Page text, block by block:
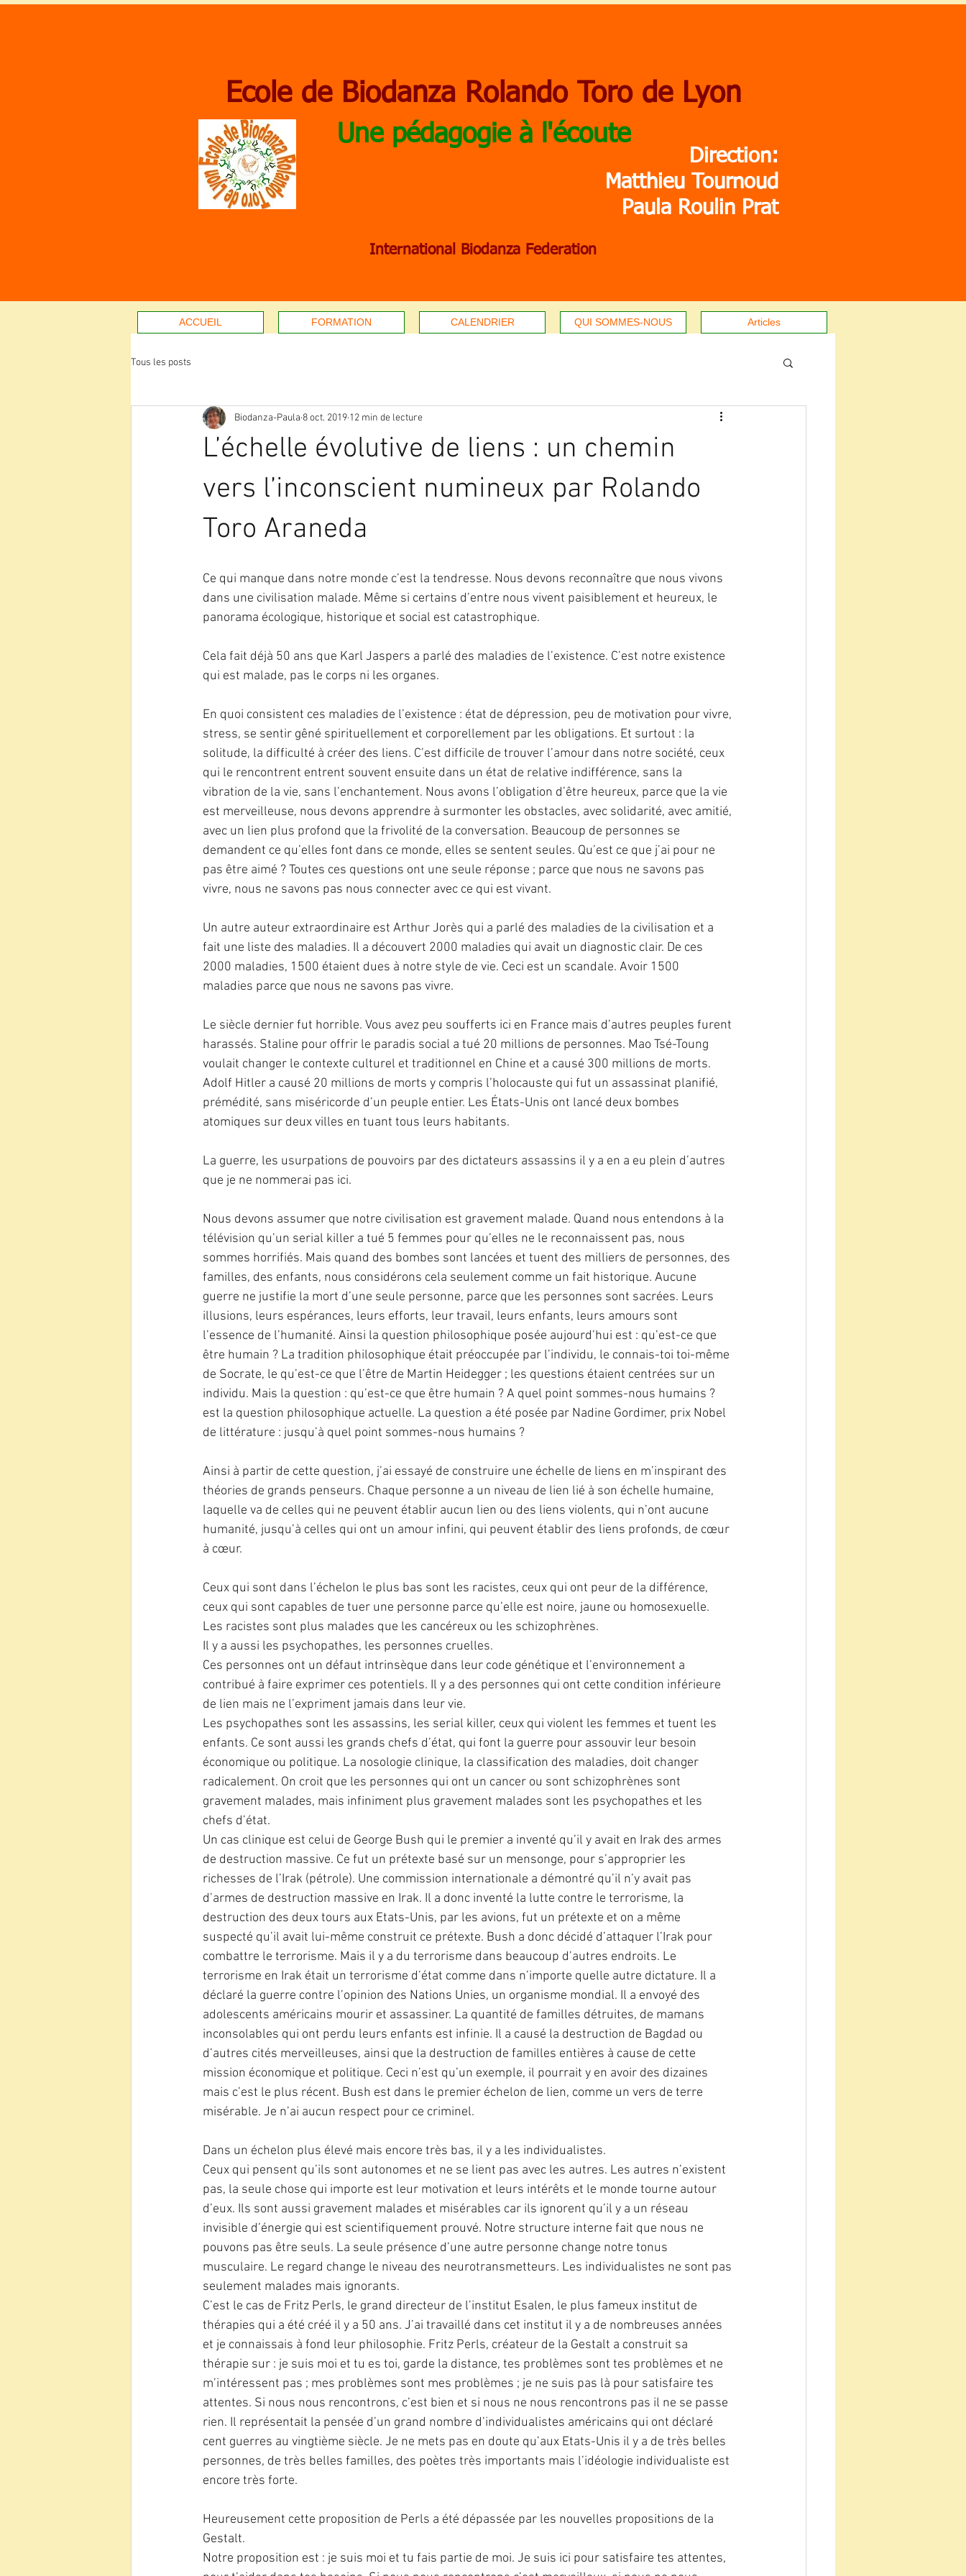
Ecole de Biodanza Rolando Toro de Lyon
Une pédagogie à l'écoute
Direction:
Matthieu Tournoud
Paula Roulin Prat
International Biodanza Federation
ACCUEIL FORMATION CALENDRIER QUI SOMMES-NOUS Articles
Tous les posts
L’échelle évolutive de liens : un chemin
vers l’inconscient numineux par Rolando
Toro Araneda
Biodanza-Paula 8 oct. 2019 12 min de lecture
Ce qui manque dans notre monde c’est la tendresse. Nous devons reconnaître que nous vivons
dans une civilisation malade. Même si certains d’entre nous vivent paisiblement et heureux, le
panorama écologique, historique et social est catastrophique.
Cela fait déjà 50 ans que Karl Jaspers a parlé des maladies de l’existence. C’est notre existence
qui est malade, pas le corps ni les organes.
En quoi consistent ces maladies de l’existence : état de dépression, peu de motivation pour vivre,
stress, se sentir gêné spirituellement et corporellement par les obligations. Et surtout : la
solitude, la difficulté à créer des liens. C’est difficile de trouver l’amour dans notre société, ceux
qui le rencontrent entrent souvent ensuite dans un état de relative indifférence, sans la
vibration de la vie, sans l’enchantement. Nous avons l’obligation d’être heureux, parce que la vie
est merveilleuse, nous devons apprendre à surmonter les obstacles, avec solidarité, avec amitié,
avec un lien plus profond que la frivolité de la conversation. Beaucoup de personnes se
demandent ce qu’elles font dans ce monde, elles se sentent seules. Qu’est ce que j’ai pour ne
pas être aimé ? Toutes ces questions ont une seule réponse ; parce que nous ne savons pas
vivre, nous ne savons pas nous connecter avec ce qui est vivant.
Un autre auteur extraordinaire est Arthur Jorès qui a parlé des maladies de la civilisation et a
fait une liste des maladies. Il a découvert 2000 maladies qui avait un diagnostic clair. De ces
2000 maladies, 1500 étaient dues à notre style de vie. Ceci est un scandale. Avoir 1500
maladies parce que nous ne savons pas vivre.
Le siècle dernier fut horrible. Vous avez peu soufferts ici en France mais d’autres peuples furent
harassés. Staline pour offrir le paradis social a tué 20 millions de personnes. Mao Tsé-Toung
voulait changer le contexte culturel et traditionnel en Chine et a causé 300 millions de morts.
Adolf Hitler a causé 20 millions de morts y compris l’holocauste qui fut un assassinat planifié,
prémédité, sans miséricorde d’un peuple entier. Les États-Unis ont lancé deux bombes
atomiques sur deux villes en tuant tous leurs habitants.
La guerre, les usurpations de pouvoirs par des dictateurs assassins il y a en a eu plein d’autres
que je ne nommerai pas ici.
Nous devons assumer que notre civilisation est gravement malade. Quand nous entendons à la
télévision qu’un serial killer a tué 5 femmes pour qu’elles ne le reconnaissent pas, nous
sommes horrifiés. Mais quand des bombes sont lancées et tuent des milliers de personnes, des
familles, des enfants, nous considérons cela seulement comme un fait historique. Aucune
guerre ne justifie la mort d’une seule personne, parce que les personnes sont sacrées. Leurs
illusions, leurs espérances, leurs efforts, leur travail, leurs enfants, leurs amours sont
l’essence de l’humanité. Ainsi la question philosophique posée aujourd’hui est : qu’est-ce que
être humain ? La tradition philosophique était préoccupée par l’individu, le connais-toi toi-même
de Socrate, le qu’est-ce que l’être de Martin Heidegger ; les questions étaient centrées sur un
individu. Mais la question : qu’est-ce que être humain ? A quel point sommes-nous humains ?
est la question philosophique actuelle. La question a été posée par Nadine Gordimer, prix Nobel
de littérature : jusqu’à quel point sommes-nous humains ?
Ainsi à partir de cette question, j’ai essayé de construire une échelle de liens en m’inspirant des
théories de grands penseurs. Chaque personne a un niveau de lien lié à son échelle humaine,
laquelle va de celles qui ne peuvent établir aucun lien ou des liens violents, qui n’ont aucune
humanité, jusqu’à celles qui ont un amour infini, qui peuvent établir des liens profonds, de cœur
à cœur.
Ceux qui sont dans l’échelon le plus bas sont les racistes, ceux qui ont peur de la différence,
ceux qui sont capables de tuer une personne parce qu’elle est noire, jaune ou homosexuelle.
Les racistes sont plus malades que les cancéreux ou les schizophrènes.
Il y a aussi les psychopathes, les personnes cruelles.
Ces personnes ont un défaut intrinsèque dans leur code génétique et l’environnement a
contribué à faire exprimer ces potentiels. Il y a des personnes qui ont cette condition inférieure
de lien mais ne l’expriment jamais dans leur vie.
Les psychopathes sont les assassins, les serial killer, ceux qui violent les femmes et tuent les
enfants. Ce sont aussi les grands chefs d’état, qui font la guerre pour assouvir leur besoin
économique ou politique. La nosologie clinique, la classification des maladies, doit changer
radicalement. On croit que les personnes qui ont un cancer ou sont schizophrènes sont
gravement malades, mais infiniment plus gravement malades sont les psychopathes et les
chefs d’état.
Un cas clinique est celui de George Bush qui le premier a inventé qu’il y avait en Irak des armes
de destruction massive. Ce fut un prétexte basé sur un mensonge, pour s’approprier les
richesses de l’Irak (pétrole). Une commission internationale a démontré qu’il n’y avait pas
d’armes de destruction massive en Irak. Il a donc inventé la lutte contre le terrorisme, la
destruction des deux tours aux Etats-Unis, par les avions, fut un prétexte et on a même
suspecté qu’il avait lui-même construit ce prétexte. Bush a donc décidé d’attaquer l’Irak pour
combattre le terrorisme. Mais il y a du terrorisme dans beaucoup d’autres endroits. Le
terrorisme en Irak était un terrorisme d’état comme dans n’importe quelle autre dictature. Il a
déclaré la guerre contre l’opinion des Nations Unies, un organisme mondial. Il a envoyé des
adolescents américains mourir et assassiner. La quantité de familles détruites, de mamans
inconsolables qui ont perdu leurs enfants est infinie. Il a causé la destruction de Bagdad ou
d’autres cités merveilleuses, ainsi que la destruction de familles entières à cause de cette
mission économique et politique. Ceci n’est qu’un exemple, il pourrait y en avoir des dizaines
mais c’est le plus récent. Bush est dans le premier échelon de lien, comme un vers de terre
misérable. Je n’ai aucun respect pour ce criminel.
Dans un échelon plus élevé mais encore très bas, il y a les individualistes.
Ceux qui pensent qu’ils sont autonomes et ne se lient pas avec les autres. Les autres n’existent
pas, la seule chose qui importe est leur motivation et leurs intérêts et le monde tourne autour
d’eux. Ils sont aussi gravement malades et misérables car ils ignorent qu’il y a un réseau
invisible d’énergie qui est scientifiquement prouvé. Notre structure interne fait que nous ne
pouvons pas être seuls. La seule présence d’une autre personne change notre tonus
musculaire. Le regard change le niveau des neurotransmetteurs. Les individualistes ne sont pas
seulement malades mais ignorants.
C’est le cas de Fritz Perls, le grand directeur de l’institut Esalen, le plus fameux institut de
thérapies qui a été créé il y a 50 ans. J’ai travaillé dans cet institut il y a de nombreuses années
et je connaissais à fond leur philosophie. Fritz Perls, créateur de la Gestalt a construit sa
thérapie sur : je suis moi et tu es toi, garde la distance, tes problèmes sont tes problèmes et ne
m’intéressent pas ; mes problèmes sont mes problèmes ; je ne suis pas là pour satisfaire tes
attentes. Si nous nous rencontrons, c’est bien et si nous ne nous rencontrons pas il ne se passe
rien. Il représentait la pensée d’un grand nombre d’individualistes américains qui ont déclaré
cent guerres au vingtième siècle. Je ne mets pas en doute qu’aux Etats-Unis il y a de très belles
personnes, de très belles familles, des poètes très importants mais l’idéologie individualiste est
encore très forte.
Heureusement cette proposition de Perls a été dépassée par les nouvelles propositions de la
Gestalt.
Notre proposition est : je suis moi et tu fais partie de moi. Je suis ici pour satisfaire tes attentes,